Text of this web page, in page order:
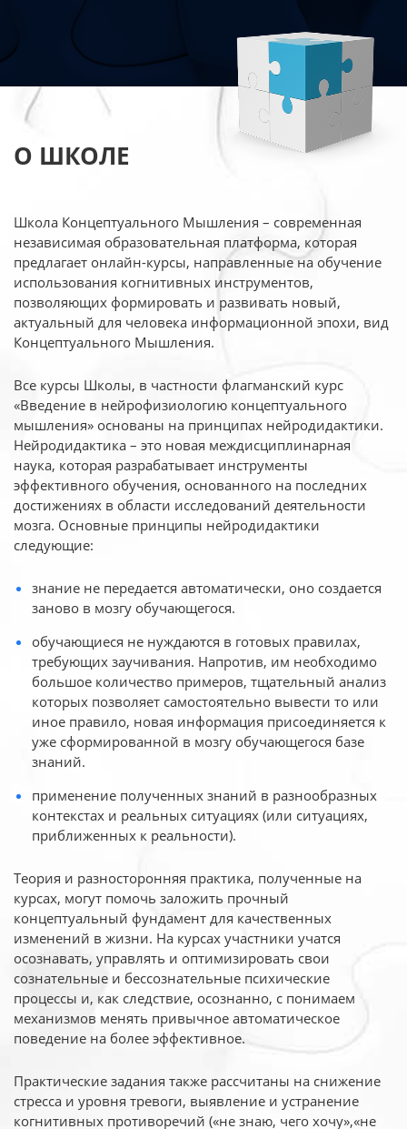
О ШКОЛЕ
Школа Концептуального Мышления – современная
независимая образовательная платформа, которая
предлагает онлайн-курсы, направленные на обучение
использования когнитивных инструментов,
позволяющих формировать и развивать новый,
актуальный для человека информационной эпохи, вид
Концептуального Мышления.
Все курсы Школы, в частности флагманский курс
«Введение в нейрофизиологию концептуального
мышления» основаны на принципах нейродидактики.
Нейродидактика – это новая междисциплинарная
наука, которая разрабатывает инструменты
эффективного обучения, основанного на последних
достижениях в области исследований деятельности
мозга. Основные принципы нейродидактики
следующие:
знание не передается автоматически, оно создается
заново в мозгу обучающегося.
обучающиеся не нуждаются в готовых правилах,
требующих заучивания. Напротив, им необходимо
большое количество примеров, тщательный анализ
которых позволяет самостоятельно вывести то или
иное правило, новая информация присоединяется к
уже сформированной в мозгу обучающегося базе
знаний.
применение полученных знаний в разнообразных
контекстах и реальных ситуациях (или ситуациях,
приближенных к реальности).
Теория и разносторонняя практика, полученные на
курсах, могут помочь заложить прочный
концептуальный фундамент для качественных
изменений в жизни. На курсах участники учатся
осознавать, управлять и оптимизировать свои
сознательные и бессознательные психические
процессы и, как следствие, осознанно, с понимаем
механизмов менять привычное автоматическое
поведение на более эффективное.
Практические задания также рассчитаны на снижение
стресса и уровня тревоги, выявление и устранение
когнитивных противоречий («не знаю, чего хочу»,«не